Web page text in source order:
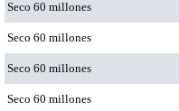
Seco 60 millones
Seco 60 millones
Seco 60 millones
Seco 60 millones